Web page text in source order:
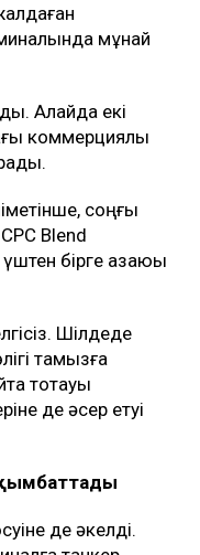
мұнай
Алайда екі
коммерциялық
соңғы
Blend
бірге азаюы
Шілдеде
тамызға
тоқтауы
де әсер етуі
де әкелді.